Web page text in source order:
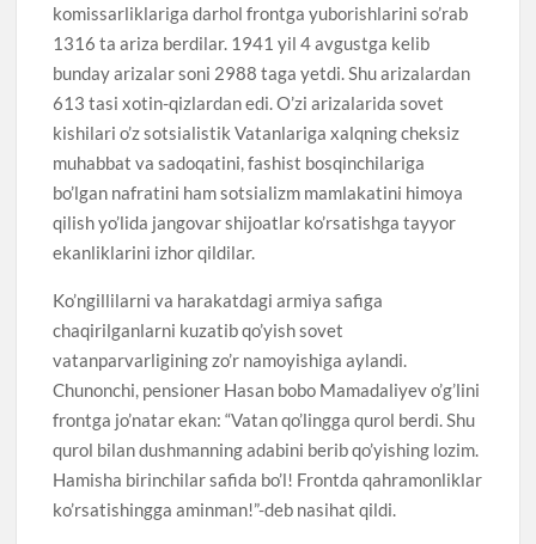
komissarliklariga darhol frontga yuborishlarini so’rab
1316 ta ariza berdilar. 1941 yil 4 avgustga kelib
bunday arizalar soni 2988 taga yetdi. Shu arizalardan
613 tasi xotin-qizlardan edi. O’zi arizalarida sovet
kishilari o’z sotsialistik Vatanlariga xalqning cheksiz
muhabbat va sadoqatini, fashist bosqinchilariga
bo’lgan nafratini ham sotsializm mamlakatini himoya
qilish yo’lida jangovar shijoatlar ko’rsatishga tayyor
ekanliklarini izhor qildilar.
Ko’ngillilarni va harakatdagi armiya safiga
chaqirilganlarni kuzatib qo’yish sovet
vatanparvarligining zo’r namoyishiga aylandi.
Chunonchi, pensioner Hasan bobo Mamadaliyev o’g’lini
frontga jo’natar ekan: “Vatan qo’lingga qurol berdi. Shu
qurol bilan dushmanning adabini berib qo’yishing lozim.
Hamisha birinchilar safida bo’l! Frontda qahramonliklar
ko’rsatishingga aminman!”-deb nasihat qildi.